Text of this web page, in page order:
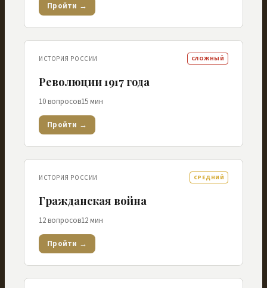
Пройти →
ИСТОРИЯ РОССИИ СЛОЖНЫЙ
Революции 1917 года
10 вопросов15 мин
Пройти →
ИСТОРИЯ РОССИИ СРЕДНИЙ
Гражданская война
12 вопросов12 мин
Пройти →